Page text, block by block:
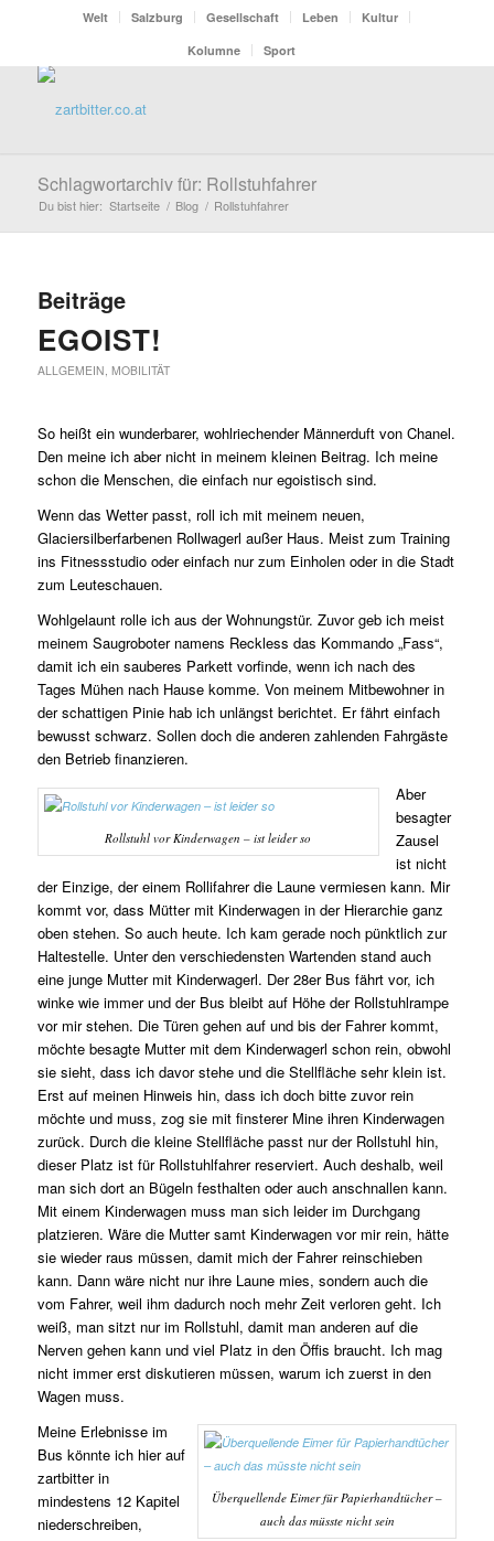
Welt Salzburg Gesellschaft Leben
Kultur
Kolumne
Sport
Schlagwortarchiv für: Rollstuhfahrer
Du bist hier: Startseite / Blog / Rollstuhfahrer
Beiträge
EGOIST!
ALLGEMEIN, MOBILITÄT
So heißt ein wunderbarer, wohlriechender Männerduft von Chanel.
Den meine ich aber nicht in meinem kleinen Beitrag. Ich meine
schon die Menschen, die einfach nur egoistisch sind.
Wenn das Wetter passt, roll ich mit meinem neuen,
Glaciersilberfarbenen Rollwagerl außer Haus. Meist zum Training
ins Fitnessstudio oder einfach nur zum Einholen oder in die Stadt
zum Leuteschauen.
Wohlgelaunt rolle ich aus der Wohnungstür. Zuvor geb ich meist
meinem Saugroboter namens Reckless das Kommando „Fass“,
damit ich ein sauberes Parkett vorfinde, wenn ich nach des
Tages Mühen nach Hause komme. Von meinem Mitbewohner in
der schattigen Pinie hab ich unlängst berichtet. Er fährt einfach
bewusst schwarz. Sollen doch die anderen zahlenden Fahrgäste
den Betrieb finanzieren.
Rollstuhl vor Kinderwagen – ist leider so
Aber
besagter
Zausel
ist nicht
der Einzige, der einem Rollifahrer die Laune vermiesen kann. Mir
kommt vor, dass Mütter mit Kinderwagen in der Hierarchie ganz
oben stehen. So auch heute. Ich kam gerade noch pünktlich zur
Haltestelle. Unter den verschiedensten Wartenden stand auch
eine junge Mutter mit Kinderwagerl. Der 28er Bus fährt vor, ich
winke wie immer und der Bus bleibt auf Höhe der Rollstuhlrampe
vor mir stehen. Die Türen gehen auf und bis der Fahrer kommt,
möchte besagte Mutter mit dem Kinderwagerl schon rein, obwohl
sie sieht, dass ich davor stehe und die Stellfläche sehr klein ist.
Erst auf meinen Hinweis hin, dass ich doch bitte zuvor rein
möchte und muss, zog sie mit finsterer Mine ihren Kinderwagen
zurück. Durch die kleine Stellfläche passt nur der Rollstuhl hin,
dieser Platz ist für Rollstuhlfahrer reserviert. Auch deshalb, weil
man sich dort an Bügeln festhalten oder auch anschnallen kann.
Mit einem Kinderwagen muss man sich leider im Durchgang
platzieren. Wäre die Mutter samt Kinderwagen vor mir rein, hätte
sie wieder raus müssen, damit mich der Fahrer reinschieben
kann. Dann wäre nicht nur ihre Laune mies, sondern auch die
vom Fahrer, weil ihm dadurch noch mehr Zeit verloren geht. Ich
weiß, man sitzt nur im Rollstuhl, damit man anderen auf die
Nerven gehen kann und viel Platz in den Öffis braucht. Ich mag
nicht immer erst diskutieren müssen, warum ich zuerst in den
Wagen muss.
Überquellende Eimer für Papierhandtücher –
auch das müsste nicht sein
Meine Erlebnisse im
Bus könnte ich hier auf
zartbitter in
mindestens 12 Kapitel
niederschreiben,